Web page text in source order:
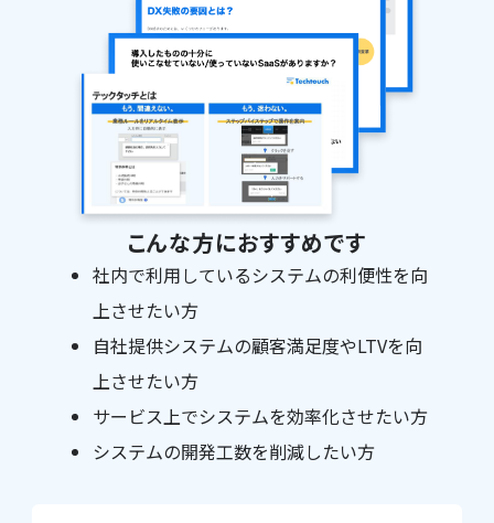
こんな方におすすめです
社内で利用しているシステムの利便性を向
上させたい方
自社提供システムの顧客満足度やLTVを向
上させたい方
サービス上でシステムを効率化させたい方
システムの開発工数を削減したい方